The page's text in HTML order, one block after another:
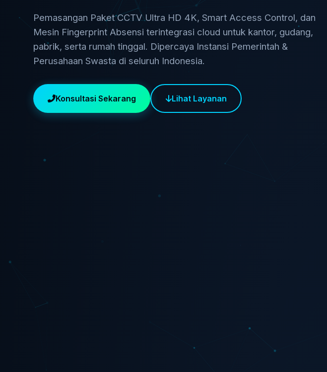
Pemasangan Paket CCTV Ultra HD 4K, Smart Access Control, dan
Mesin Fingerprint Absensi terintegrasi cloud untuk kantor, gudang,
pabrik, serta rumah tinggal. Dipercaya Instansi Pemerintah &
Perusahaan Swasta di seluruh Indonesia.
Konsultasi Sekarang Lihat Layanan